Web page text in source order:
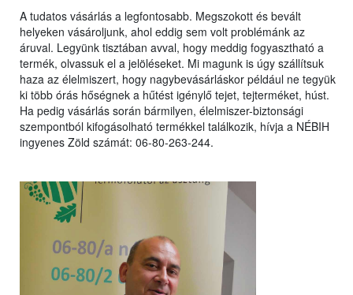
A tudatos vásárlás a legfontosabb. Megszokott és bevált
helyeken vásároljunk, ahol eddig sem volt problémánk az
áruval. Legyünk tisztában avval, hogy meddig fogyasztható a
termék, olvassuk el a jelöléseket. Mi magunk is úgy szállítsuk
haza az élelmiszert, hogy nagybevásárláskor például ne tegyük
ki több órás hőségnek a hűtést igénylő tejet, tejterméket, húst.
Ha pedig vásárlás során bármilyen, élelmiszer-biztonsági
szempontból kifogásolható termékkel találkozik, hívja a NÉBIH
ingyenes Zöld számát: 06-80-263-244.